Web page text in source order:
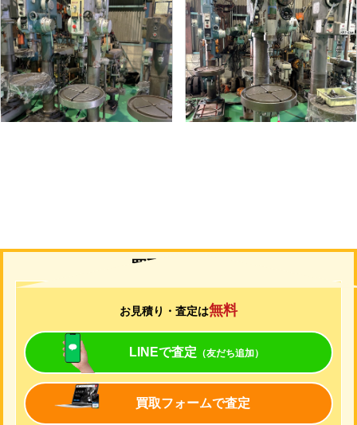
直立ボール盤
メーカー 吉田
形 式YD2-55
年 式-
直立ボール盤
メーカー 吉田
形 式YUD-600
年 式-
買取について
お見積り・査定は無料
LINEで査定 （友だち追加）
買取フォームで査定